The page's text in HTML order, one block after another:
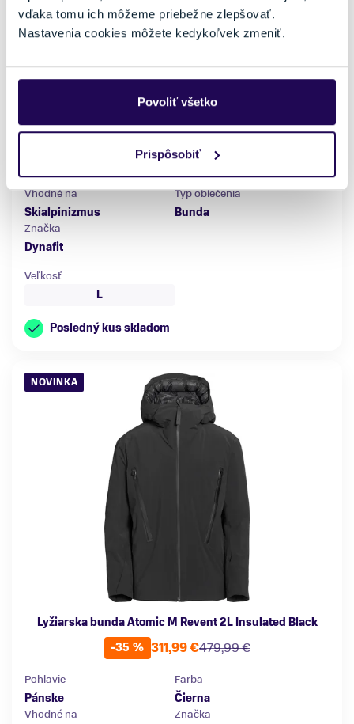
vďaka tomu ich môžeme priebežne zlepšovať.
Nastavenia cookies môžete kedykoľvek zmeniť.
Povoliť všetko
Prispôsobiť
Bunda Dynafit Radical DWN RDS W Hood JKT Dark Rose
-50 %
340,00 €
170,00 €
Dámske
Farba
Ružová, Šedá
Vhodné na
Skialpinizmus
Typ oblečenia
Bunda
Značka
Dynafit
Veľkosť
L
Posledný kus skladom
NOVINKA
Lyžiarska bunda Atomic M Revent 2L Insulated Black
-35 %
479,99 €
311,99 €
Pohlavie
Pánske
Farba
Čierna
Vhodné na
Značka